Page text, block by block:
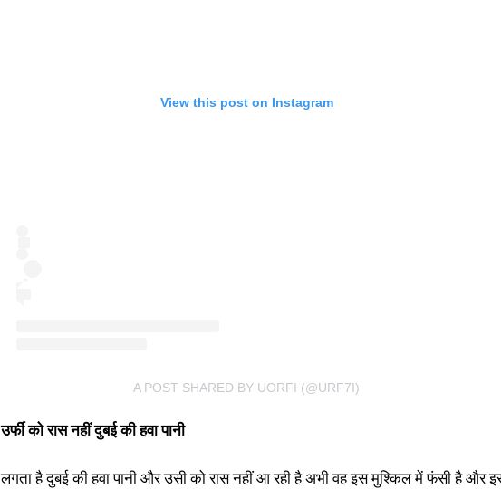
View this post on Instagram
A POST SHARED BY UORFI (@URF7I)
उर्फी को रास नहीं दुबई की हवा पानी
लगता है दुबई की हवा पानी और उसी को रास नहीं आ रही है अभी वह इस मुश्किल में फंसी है और